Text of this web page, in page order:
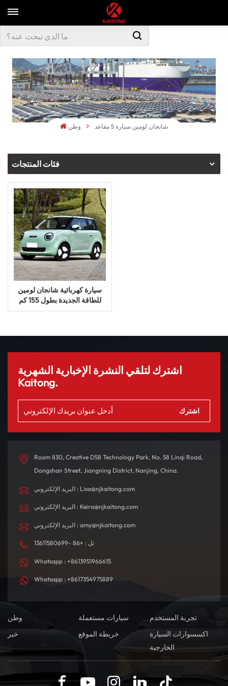
وطن شانجان لومين سيارة 5 مقاعد
فئات المنتجات
سيارة كهربائية شانجان لومين
للطاقة الجديدة بطول 155 كم
سيارة كهربائية صغيرة
اشترك لتلقي النشرة الإخبارية الشهرية
Kaitong.
Room 830, Creative D58 Technology Park, No. 58 Linqi Road,
Dongshan Street, Jiangning District, Nanjing, China.
البريد الإلكتروني : Lisa@njkaitong.com
البريد الإلكتروني : Keira@njkaitong.com
البريد الإلكتروني : amy@njkaitong.com
تل : +86 -13611580699
Whatsapp : +8613951966615
Whatsapp : +8617354975889
وطن سيارات مستعملة
تجربة المستخدم
خبر
خريطة الموقع
اكسسوارات السيارة
الخارجية